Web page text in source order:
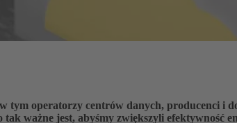
tym operatorzy centrów danych, producenci i